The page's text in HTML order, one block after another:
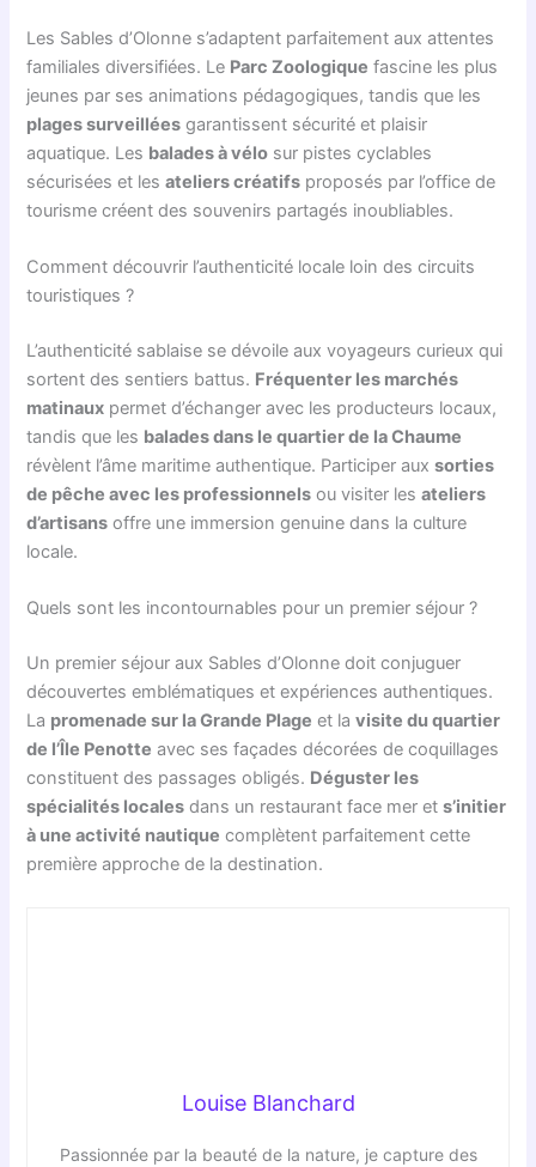
Les Sables d’Olonne s’adaptent parfaitement aux attentes
familiales diversifiées. Le Parc Zoologique fascine les plus
jeunes par ses animations pédagogiques, tandis que les
plages surveillées garantissent sécurité et plaisir
aquatique. Les balades à vélo sur pistes cyclables
sécurisées et lesateliers créatifs proposés par l’office de
tourisme créent des souvenirs partagés inoubliables.
Comment découvrir l’authenticité locale loin des circuits
touristiques ?
L’authenticité sablaise se dévoile aux voyageurs curieux qui
sortent des sentiers battus. Fréquenter les marchés
matinaux permet d’échanger avec les producteurs locaux,
tandis que les balades dans le quartier de la Chaume
révèlent l’âme maritime authentique. Participer auxsorties
de pêche avec les professionnels ou visiter lesateliers
d’artisans offre une immersion genuine dans la culture
locale.
Quels sont les incontournables pour un premier séjour ?
Un premier séjour aux Sables d’Olonne doit conjuguer
découvertes emblématiques et expériences authentiques.
La promenade sur la Grande Plage et lavisite du quartier
de l’Île Penotte avec ses façades décorées de coquillages
constituent des passages obligés. Déguster les
spécialités locales dans un restaurant face mer ets’initier
à une activité nautique complètent parfaitement cette
première approche de la destination.
Louise Blanchard
Passionnée par la beauté de la nature, je capture des